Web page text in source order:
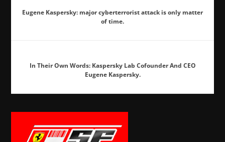
Eugene Kaspersky: major cyberterrorist attack is only matter
of time.
In Their Own Words: Kaspersky Lab Cofounder And CEO
Eugene Kaspersky.